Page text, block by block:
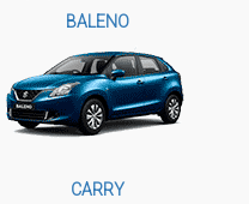
BALENO
CARRY